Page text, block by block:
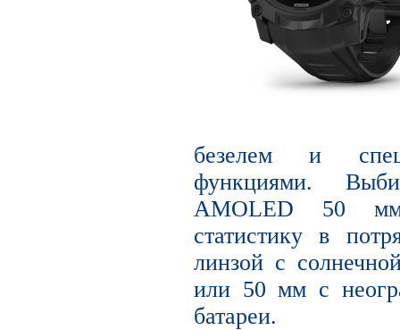
безелем и
функциями.
AMOLED 50
статистику в
линзой с
или 50 мм с
батареи.